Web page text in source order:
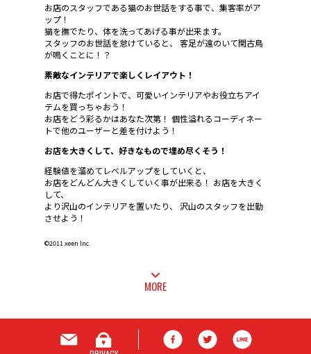
お店のスタッフである猫のお世話をする事で、集客率がア
ップ！
猫を撫でたり、体を洗ってあげる事が出来ます。
スタッフのお世話を怠けていると、 客足が遠のいて閑古鳥
が鳴くことに！？
素敵なインテリアで楽しくレイアウト！
お店で得たポイントで、可愛いインテリアやお役立ちアイ
テムを買っちゃおう！
お店をどう彩るかはあなた次第！ 個性溢れるコーディネー
トで他のユーザーと差を付けよう！
お店を大きくして、好きなもので埋め尽くそう！
経験値を溜めてレベルアップをしていくと、
お店をどんどん大きくしていく事が出来る！ お店を大きく
して、
より沢山のインテリアを置いたり、 沢山のスタッフを出勤
させよう！
©2011 xeen Inc.
MORE